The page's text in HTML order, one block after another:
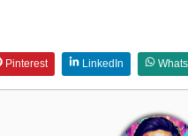
Pinterest LinkedIn